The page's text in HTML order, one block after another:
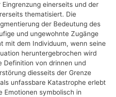
einerseits und der
thematisiert. Die
der Bedeutung des
und ungewohnte Zugänge
mit dem Individuum, wenn seine
heruntergebrochen wird
Definition von drinnen und
diesseits der Grenze
unfassbare Katastrophe erlebt
Emotionen symbolisch in